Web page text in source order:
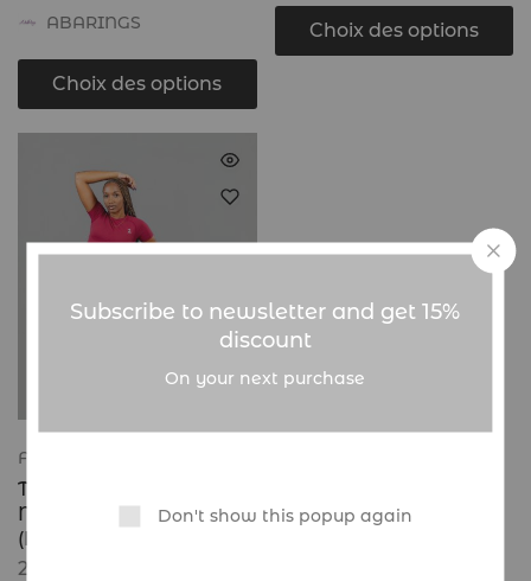
ABARINGS
Choix des options
Choix des options
Femme
THE SIGNATURE
MOFITNESS SET
(L’ENSEMBLE)
26.900
Subscribe to newsletter and get 15%
discount
On your next purchase
Don't show this popup again